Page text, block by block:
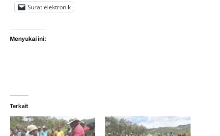
Surat elektronik
Menyukai ini:
Terkait